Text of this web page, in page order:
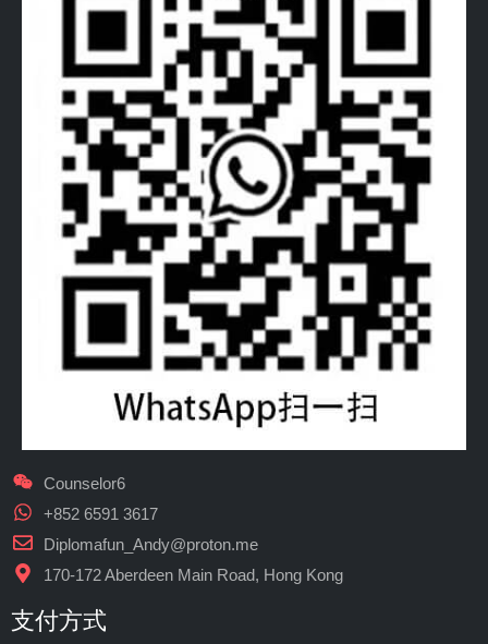
Counselor6
+852 6591 3617
Diplomafun_Andy@proton.me
170-172 Aberdeen Main Road, Hong Kong
支付方式